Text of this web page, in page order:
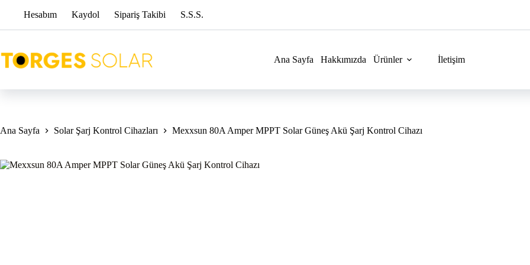
Hesabım Kaydol Sipariş Takibi S.S.S.
Ana Sayfa Hakkımızda Ürünler İletişim
Ana Sayfa Solar Şarj Kontrol Cihazları Mexxsun 80A Amper MPPT Solar Güneş Akü Şarj Kontrol Cihazı